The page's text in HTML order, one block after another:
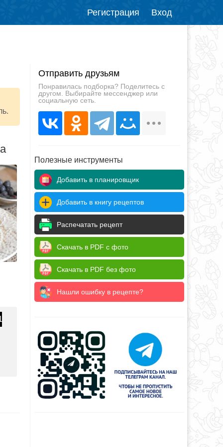
Регистрация Вход
Отправить друзьям
Понравилась подборка? Поделитесь с
другом. Выбирайте мессенджер или
социальную сеть.
Полезные инструменты
Добавить в планировщик
Добавить в книгу рецептов
Распечатать рецепт
Скачать в PDF с фото
Скачать в PDF без фото
Нашли ошибку в рецепте?